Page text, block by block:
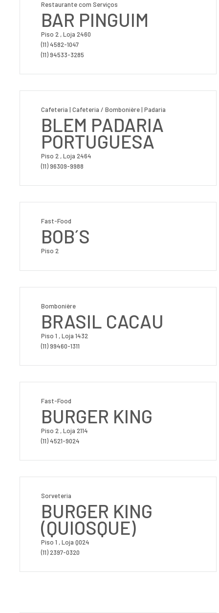
Restaurante com Serviços
BAR PINGUIM
Piso 2 , Loja 2460
(11) 4582-1047
(11) 94533-3285
Cafeteria | Cafeteria / Bombonière | Padaria
BLEM PADARIA
PORTUGUESA
Piso 2 , Loja 2464
(11) 96309-9988
Fast-Food
BOB´S
Piso 2
Bombonière
BRASIL CACAU
Piso 1 , Loja 1432
(11) 99460-1311
Fast-Food
BURGER KING
Piso 2 , Loja 2114
(11) 4521-9024
Sorveteria
BURGER KING
(QUIOSQUE)
Piso 1 , Loja Q024
(11) 2397-0320